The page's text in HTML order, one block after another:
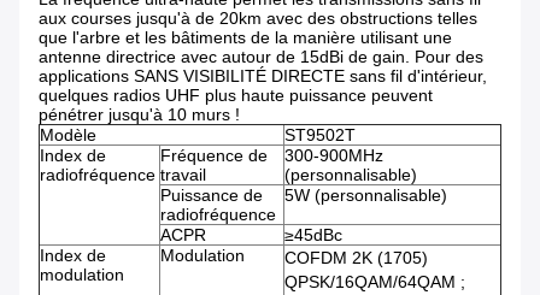
aux courses jusqu'à de 20km avec des obstructions telles
que l'arbre et les bâtiments de la manière utilisant une
antenne directrice avec autour de 15dBi de gain. Pour des
applications SANS VISIBILITÉ DIRECTE sans fil d'intérieur,
quelques radios UHF plus haute puissance peuvent
pénétrer jusqu'à 10 murs !
Modèle
ST9502T
Index de
radiofréquence
Fréquence de
travail
300-900MHz
(personnalisable)
Puissance de
radiofréquence
5W (personnalisable)
ACPR
≥45dBc
Index de
modulation
Modulation
COFDM 2K (1705)
QPSK/16QAM/64QAM ;